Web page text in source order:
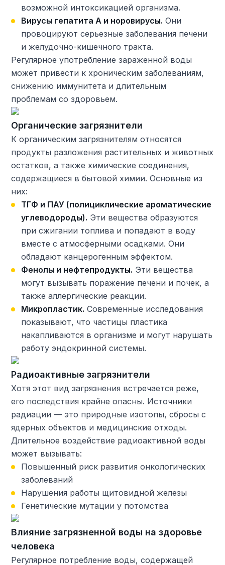
возможной интоксикацией организма.
Вирусы гепатита А и норовирусы. Они
провоцируют серьезные заболевания печени
и желудочно-кишечного тракта.
Регулярное употребление зараженной воды
может привести к хроническим заболеваниям,
снижению иммунитета и длительным
проблемам со здоровьем.
Органические загрязнители
К органическим загрязнителям относятся
продукты разложения растительных и животных
остатков, а также химические соединения,
содержащиеся в бытовой химии. Основные из
них:
ТГФ и ПАУ (полициклические ароматические
углеводороды). Эти вещества образуются
при сжигании топлива и попадают в воду
вместе с атмосферными осадками. Они
обладают канцерогенным эффектом.
Фенолы и нефтепродукты. Эти вещества
могут вызывать поражение печени и почек, а
также аллергические реакции.
Микропластик. Современные исследования
показывают, что частицы пластика
накапливаются в организме и могут нарушать
работу эндокринной системы.
Радиоактивные загрязнители
Хотя этот вид загрязнения встречается реже,
его последствия крайне опасны. Источники
радиации — это природные изотопы, сбросы с
ядерных объектов и медицинские отходы.
Длительное воздействие радиоактивной воды
может вызывать:
Повышенный риск развития онкологических
заболеваний
Нарушения работы щитовидной железы
Генетические мутации у потомства
Влияние загрязненной воды на здоровье
человека
Регулярное потребление воды, содержащей